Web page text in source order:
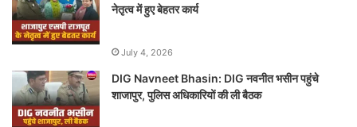
नेतृत्व में हुए बेहतर कार्य
July 4, 2026
DIG Navneet Bhasin: DIG नवनीत भसीन पहुंचे
शाजापुर, पुलिस अधिकारियों की ली बैठक